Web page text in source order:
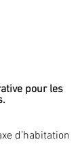
pour les
d’habitation